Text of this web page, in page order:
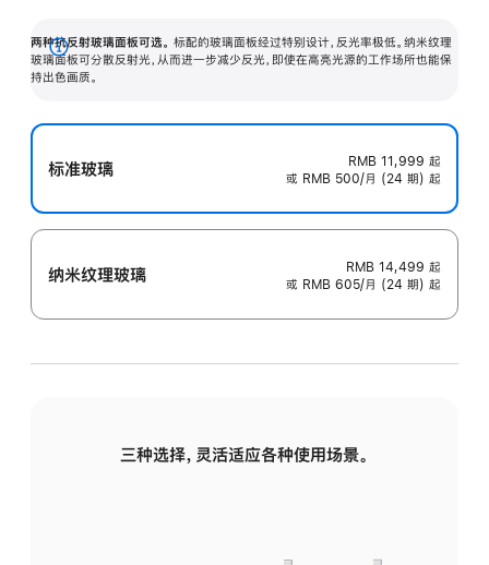
两种抗反射玻璃面板可选。 标配的玻璃面板经过特别设计，反光率极低。纳米纹理
玻璃面板可分散反射光，从而进一步减少反光，即使在高亮光源的工作场所也能保
持出色画质。
展
开
标准玻璃 RMB 11,999 起
或 RMB 500/月 (24 期) 起
纳米纹理玻璃 RMB 14,499 起
或 RMB 605/月 (24 期) 起
三种选择，灵活适应各种使用场景。